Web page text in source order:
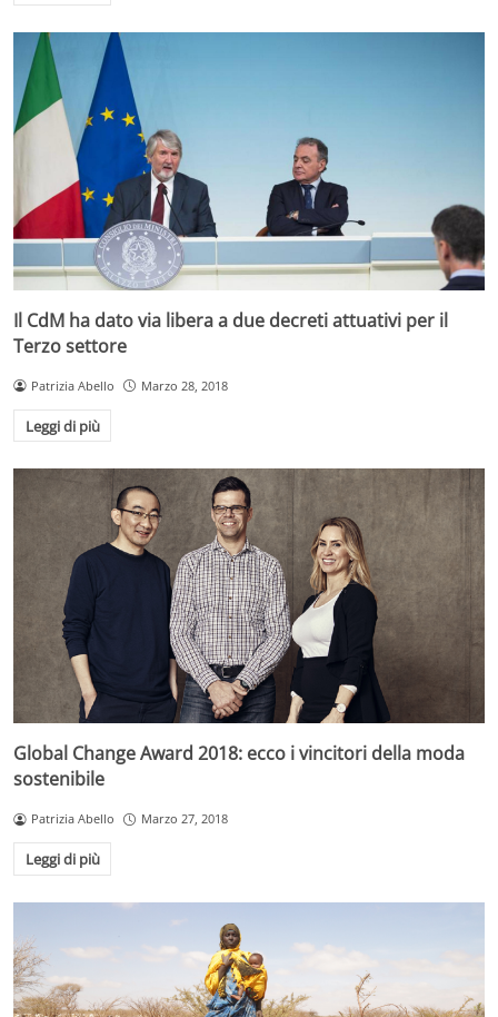
Il CdM ha dato via libera a due decreti attuativi per il
Terzo settore
Patrizia Abello Marzo 28, 2018
Leggi di più
Global Change Award 2018: ecco i vincitori della moda
sostenibile
Patrizia Abello Marzo 27, 2018
Leggi di più